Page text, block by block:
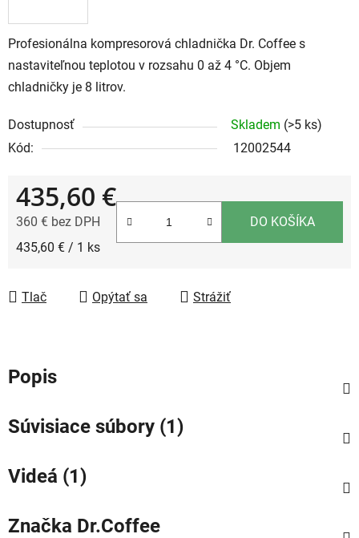
Profesionálna kompresorová chladnička Dr. Coffee s
nastaviteľnou teplotou v rozsahu 0 až 4 °C. Objem
chladničky je 8 litrov.
Dostupnosť Skladem (>5 ks)
Kód:
12002544
435,60 €
360 € bez DPH
Jednotková cena:
435,60 € / 1 ks
DO KOŠÍKA
Tlač Opýtať sa Strážiť
Popis
Súvisiace súbory (1)
Videá (1)
Značka Dr.Coffee